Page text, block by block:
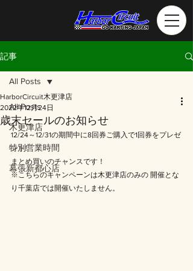
記事
All Posts
木更津店
特別営業時間
幕張新都心店
All Posts
歳末セールのお知らせ
HarborCircuit木更津店
2022年12月24日
12/24～12/31の期間中に8回券ご購入で1回券をプレゼ
ント!
まとめ買いのチャンスです！
※こちらのキャンペーンは木更津店のみの 開催とな
り千葉店では開催いたしません。